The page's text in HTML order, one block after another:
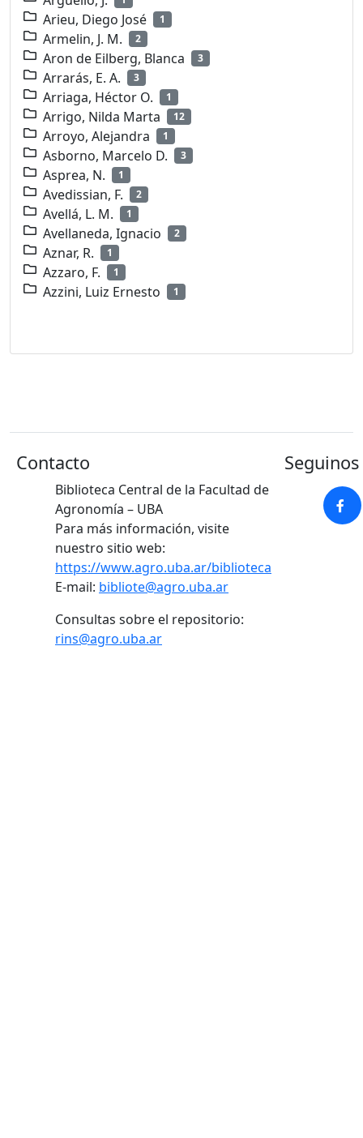
Arieu, Diego José 1
Armelin, J. M. 2
Aron de Eilberg, Blanca 3
Arrarás, E. A. 3
Arriaga, Héctor O. 1
Arrigo, Nilda Marta 12
Arroyo, Alejandra 1
Asborno, Marcelo D. 3
Asprea, N. 1
Avedissian, F. 2
Avellá, L. M. 1
Avellaneda, Ignacio 2
Aznar, R. 1
Azzaro, F. 1
Azzini, Luiz Ernesto 1
Contacto
Biblioteca Central de la Facultad de
Agronomía – UBA
Para más información, visite
nuestro sitio web:
https://www.agro.uba.ar/biblioteca
E-mail: bibliote@agro.uba.ar
Consultas sobre el repositorio:
rins@agro.uba.ar